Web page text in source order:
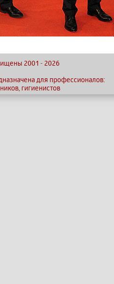
2001 - 2026
для профессионалов:
гигиенистов